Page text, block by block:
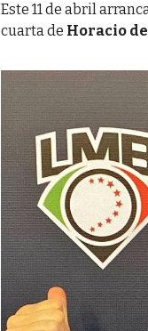
Este 11 de abril
cuarta de Horacio